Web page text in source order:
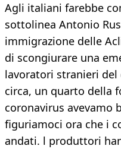
Agli italiani farebbe
sottolinea Antonio
immigrazione delle
di scongiurare una
lavoratori stranieri
circa, un quarto della
coronavirus avevamo
figuriamoci ora che i
andati. l produttori